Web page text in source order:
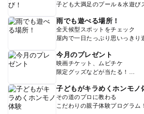
子ども大満足のプール＆水遊び
雨でも遊べる場所！
全天候型スポットをチェック
屋内で一日たっぷり思いっきり
今月のプレゼント
映画チケット、ムビチケ
限定グッズなどが当たる！
子どもがキラめくホンモノ
その道のプロに教わる
こだわりの親子体験プログラム！